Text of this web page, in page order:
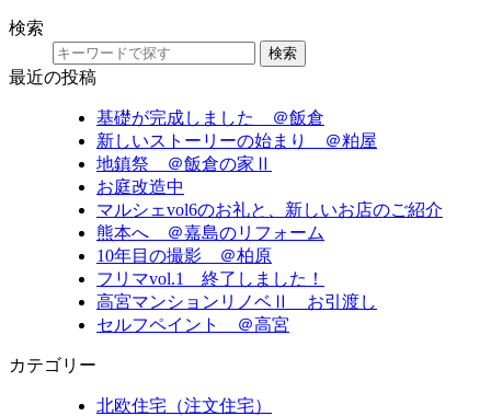
検索
検索
最近の投稿
基礎が完成しました ＠飯倉
新しいストーリーの始まり ＠粕屋
地鎮祭 ＠飯倉の家Ⅱ
お庭改造中
マルシェvol6のお礼と、新しいお店のご紹介
熊本へ ＠嘉島のリフォーム
10年目の撮影 ＠柏原
フリマvol.1 終了しました！
高宮マンションリノベⅡ お引渡し
セルフペイント ＠高宮
カテゴリー
北欧住宅（注文住宅）